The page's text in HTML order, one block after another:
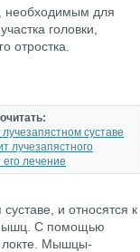
необходимым для
головки,
отростка.
лучезапястного
его лечение
и относятся к
С помощью
локте. Мышцы-